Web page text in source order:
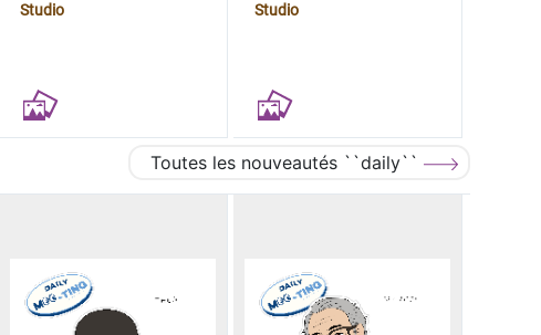
Studio
Studio
Toutes les nouveautés ``daily``